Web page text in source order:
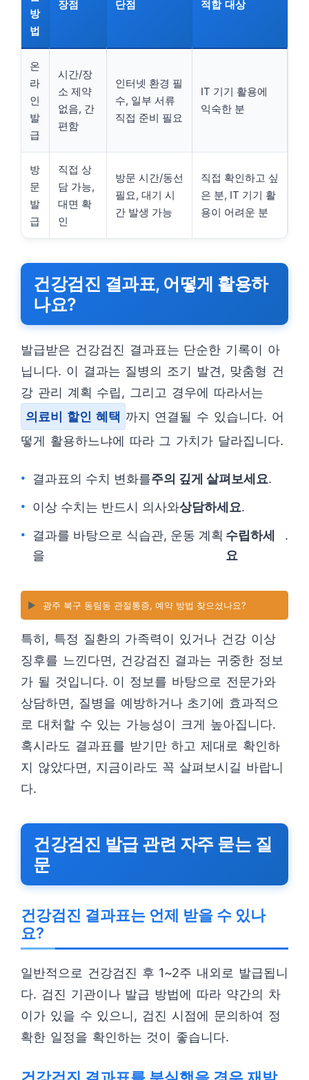
방
법
장점 단점 적합 대상
온
라
인
발
급
시간/장
소 제약
없음, 간
편함
인터넷 환경 필
수, 일부 서류
직접 준비 필요
IT 기기 활용에
익숙한 분
방
문
발
급
직접 상
담 가능,
대면 확
인
방문 시간/동선
필요, 대기 시
간 발생 가능
직접 확인하고 싶
은 분, IT 기기 활
용이 어려운 분
건강검진 결과표, 어떻게 활용하
나요?
발급받은 건강검진 결과표는 단순한 기록이 아
닙니다. 이 결과는 질병의 조기 발견, 맞춤형 건
강 관리 계획 수립, 그리고 경우에 따라서는
의료비 할인 혜택 까지 연결될 수 있습니다. 어
떻게 활용하느냐에 따라 그 가치가 달라집니다.
결과표의 수치 변화를주의 깊게 살펴보세요.
이상 수치는 반드시 의사와상담하세요.
결과를 바탕으로 식습관, 운동 계획
을
수립하세
요
.
▶️ 광주 북구 동림동 관절통증, 예약 방법 찾으셨나요?
특히, 특정 질환의 가족력이 있거나 건강 이상
징후를 느낀다면, 건강검진 결과는 귀중한 정보
가 될 것입니다. 이 정보를 바탕으로 전문가와
상담하면, 질병을 예방하거나 초기에 효과적으
로 대처할 수 있는 가능성이 크게 높아집니다.
혹시라도 결과표를 받기만 하고 제대로 확인하
지 않았다면, 지금이라도 꼭 살펴보시길 바랍니
다.
건강검진 발급 관련 자주 묻는 질
문
건강검진 결과표는 언제 받을 수 있나
요?
일반적으로 건강검진 후 1~2주 내외로 발급됩니
다. 검진 기관이나 발급 방법에 따라 약간의 차
이가 있을 수 있으니, 검진 시점에 문의하여 정
확한 일정을 확인하는 것이 좋습니다.